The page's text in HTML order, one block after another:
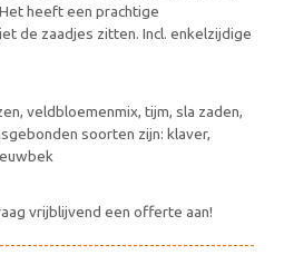
heeft een prachtige
de zaadjes zitten. Incl. enkelzijdige
veldbloemenmix, tijm, sla zaden,
soorten zijn: klaver,
vrijblijvend een offerte aan!